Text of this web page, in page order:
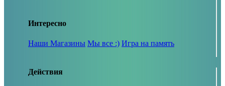
Интересно
Наши Магазины Мы все :) Игра на память
Действия